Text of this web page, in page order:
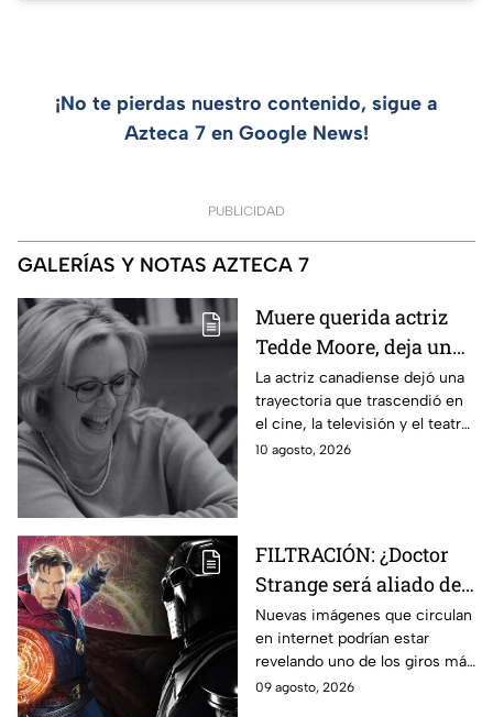
¡No te pierdas nuestro contenido, sigue a
Azteca 7 en Google News!
PUBLICIDAD
GALERÍAS Y NOTAS AZTECA 7
Muere querida actriz
Tedde Moore, deja un
legado en el cine y la
televisión a los 79 años
La actriz canadiense dejó una
trayectoria que trascendió en
el cine, la televisión y el teatro
además de un personaje que
10 agosto, 2026
FILTRACIÓN: ¿Doctor
Strange será aliado de
Doctor Doom en
Avengers: Doomsday?
Esto revelan las nuevas
imágenes filtradas
Nuevas imágenes que circulan
en internet podrían estar
revelando uno de los giros más
inesperados de Doctor Strange
09 agosto, 2026